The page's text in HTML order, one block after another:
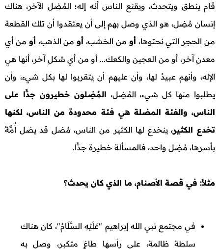
قام ينطق ويتحدث، ويقنع الناس أنه إله؛ المُضِل الآخر، هناك
إنسان مُضِل، هو الذي وصل بهم إلى أن يعتقدوا أن تلك القطعة
من الحجر التي نحتوها، أومن الخشب، أومن الذهب، أومن أي
معدنٍ آخر، أو من العجين والكعك... أو من أي شكلٍ آخر، أنها هي
الإله، وأنهم عبيدٌ لها، وأن عليهم أن يتقربوا لها بكل شيء، وأن
يطلبوا منها كل شيء، المُضِل، المُضِلون خطيرون جدًّا على
الناس، والفئة المضلة هي فئة محدودة من الناس، لكنها
تخدع الكثير،ينخدع لها الكثير من الناس، مُضل قد يضل أُمَّةً
بأسرها، مُضِل واحد، فالمسألة خطيرة جدًّا.
مثلاً: في قصة الأصنام، ما الذي كان يحدث؟
في مجتمع نبي الله إبراهيم "عَلَيْهِ السَّلَامُ"، كان هناك
سلطة ظالمة، على رأسها طاغٍ متكبر، وصل به